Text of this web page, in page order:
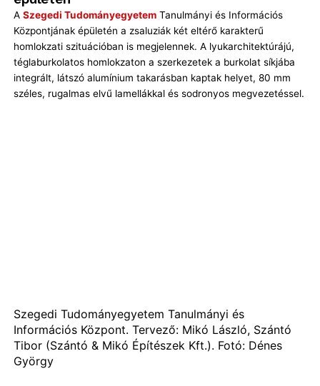
A Szegedi TudományegyetemTanulmányi és Információs
Központjának épületén a zsaluziák két eltérő karakterű
homlokzati szituációban is megjelennek. A lyukarchitektúrájú,
téglaburkolatos homlokzaton a szerkezetek a burkolat síkjába
integrált, látszó alumínium takarásban kaptak helyet, 80 mm
széles, rugalmas elvű lamellákkal és sodronyos megvezetéssel.
Szegedi Tudományegyetem Tanulmányi és
Információs Központ. Tervező: Mikó László, Szántó
Tibor (Szántó & Mikó Építészek Kft.). Fotó: Dénes
György